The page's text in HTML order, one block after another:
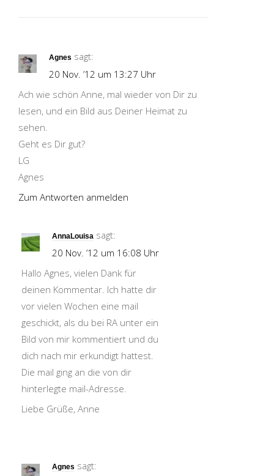
Agnes sagt:
20 Nov. ’12 um 13:27 Uhr
Ach wie schön Anne, mal wieder von Dir zu
lesen, und ein Bild aus Deiner Heimat zu
sehen.
Geht es Dir gut?
LG
Agnes
Zum Antworten anmelden
AnnaLouisa sagt:
20 Nov. ’12 um 16:08 Uhr
Hallo Agnes, vielen Dank für
deinen Kommentar. Ich hatte dir
vor vielen Wochen eine mail
geschickt, als du bei RA unter ein
Bild von mir kommentiert und du
dich nach mir erkundigt hattest.
Die mail ging an die von dir
hinterlegte mail-Adresse.
Liebe Grüße, Anne
Agnes sagt: